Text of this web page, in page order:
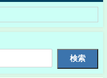
検索